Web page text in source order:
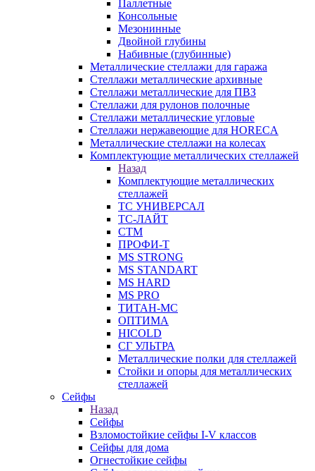
Паллетные
Консольные
Мезонинные
Двойной глубины
Набивные (глубинные)
Металлические стеллажи для гаража
Стеллажи металлические архивные
Стеллажи металлические для ПВЗ
Стеллажи для рулонов полочные
Стеллажи металлические угловые
Стеллажи нержавеющие для HORECA
Металлические стеллажи на колесах
Комплектующие металлических стеллажей
Назад
Комплектующие металлических
стеллажей
ТС УНИВЕРСАЛ
ТС-ЛАЙТ
СТМ
ПРОФИ-Т
MS STRONG
MS STANDART
MS HARD
MS PRO
ТИТАН-МС
ОПТИМА
HICOLD
СГ УЛЬТРА
Металлические полки для стеллажей
Стойки и опоры для металлических
стеллажей
Сейфы
Назад
Сейфы
Взломостойкие сейфы I-V классов
Сейфы для дома
Огнестойкие сейфы